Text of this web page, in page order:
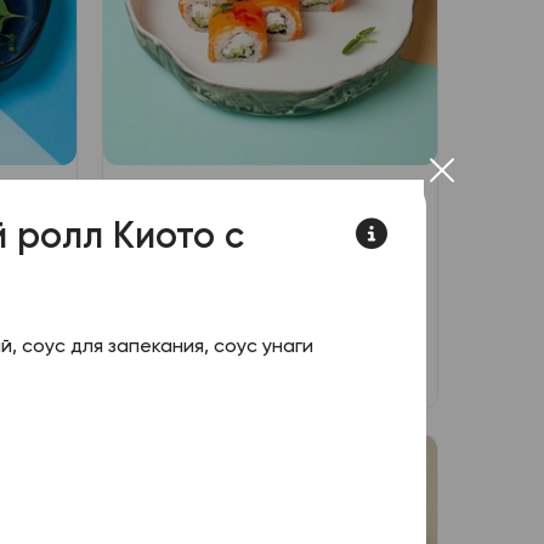
Лосось, сливочный сыр, икра
ролл Киото с
соус для запекания, соус унаги